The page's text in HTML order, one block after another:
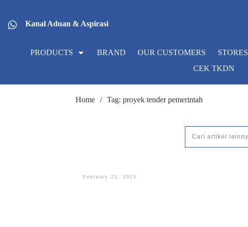
Kanal Aduan & Aspirasi
PRODUCTS BRAND OUR CUSTOMERS STORES
CEK TKDN
Home / Tag: proyek tender pemerintah
February 25, 2023